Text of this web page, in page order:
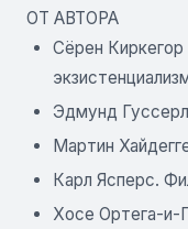
ОТ АВТОРА
Сёрен
Эдмунд
Мартин
Карл Ясперс.
Хосе Ортега-и-